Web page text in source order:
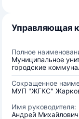
Управляющая
Полное
Муниципальное
городские
Сокращенное
МУП "ЖГКС"
Имя руководителя:
Андрей